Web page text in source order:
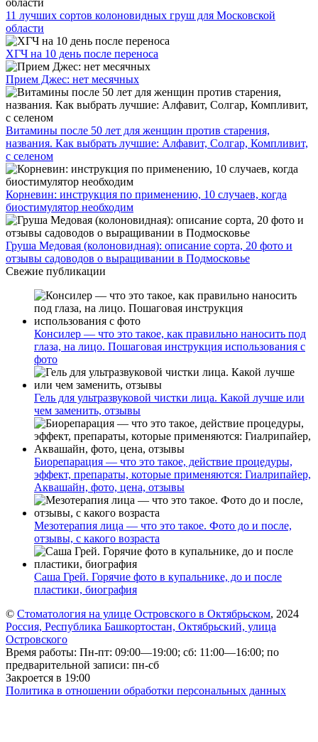
11 лучших сортов колоновидных груш для Московской
области
ХГЧ на 10 день после переноса
Прием Джес: нет месячных
Витамины после 50 лет для женщин против старения,
названия. Как выбрать лучшие: Алфавит, Солгар, Компливит,
с селеном
Корневин: инструкция по применению, 10 случаев, когда
биостимулятор необходим
Груша Медовая (колоновидная): описание сорта, 20 фото и
отзывы садоводов о выращивании в Подмосковье
Свежие публикации
Консилер — что это такое, как правильно наносить под
глаза, на лицо. Пошаговая инструкция использования с
фото
Гель для ультразвуковой чистки лица. Какой лучше или
чем заменить, отзывы
Биорепарация — что это такое, действие процедуры,
эффект, препараты, которые применяются: Гиалрипайер,
Аквашайн, фото, цена, отзывы
Мезотерапия лица — что это такое. Фото до и после,
отзывы, с какого возраста
Саша Грей. Горячие фото в купальнике, до и после
пластики, биография
© Стоматология на улице Островского в Октябрьском, 2024
Россия, Республика Башкортостан, Октябрьский, улица
Островского
Время работы: Пн-пт: 09:00—19:00; сб: 11:00—16:00; по
предварительной записи: пн-сб
Закроется в 19:00
Политика в отношении обработки персональных данных